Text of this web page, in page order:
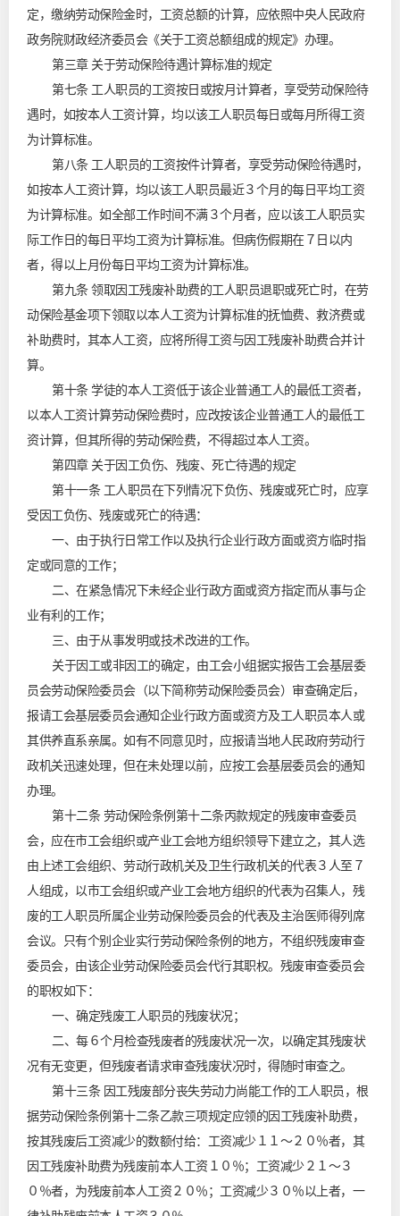
定，缴纳劳动保险金时，工资总额的计算，应依照中央人民政府
政务院财政经济委员会《关于工资总额组成的规定》办理。
第三章 关于劳动保险待遇计算标准的规定
第七条 工人职员的工资按日或按月计算者，享受劳动保险待
遇时，如按本人工资计算，均以该工人职员每日或每月所得工资
为计算标准。
第八条 工人职员的工资按件计算者，享受劳动保险待遇时，
如按本人工资计算，均以该工人职员最近３个月的每日平均工资
为计算标准。如全部工作时间不满３个月者，应以该工人职员实
际工作日的每日平均工资为计算标准。但病伤假期在７日以内
者，得以上月份每日平均工资为计算标准。
第九条 领取因工残废补助费的工人职员退职或死亡时，在劳
动保险基金项下领取以本人工资为计算标准的抚恤费、救济费或
补助费时，其本人工资，应将所得工资与因工残废补助费合并计
算。
第十条 学徒的本人工资低于该企业普通工人的最低工资者，
以本人工资计算劳动保险费时，应改按该企业普通工人的最低工
资计算，但其所得的劳动保险费，不得超过本人工资。
第四章 关于因工负伤、残废、死亡待遇的规定
第十一条 工人职员在下列情况下负伤、残废或死亡时，应享
受因工负伤、残废或死亡的待遇：
一、由于执行日常工作以及执行企业行政方面或资方临时指
定或同意的工作；
二、在紧急情况下未经企业行政方面或资方指定而从事与企
业有利的工作；
三、由于从事发明或技术改进的工作。
关于因工或非因工的确定，由工会小组据实报告工会基层委
员会劳动保险委员会（以下简称劳动保险委员会）审查确定后，
报请工会基层委员会通知企业行政方面或资方及工人职员本人或
其供养直系亲属。如有不同意见时，应报请当地人民政府劳动行
政机关迅速处理，但在未处理以前，应按工会基层委员会的通知
办理。
第十二条 劳动保险条例第十二条丙款规定的残废审查委员
会，应在市工会组织或产业工会地方组织领导下建立之，其人选
由上述工会组织、劳动行政机关及卫生行政机关的代表３人至７
人组成，以市工会组织或产业工会地方组织的代表为召集人，残
废的工人职员所属企业劳动保险委员会的代表及主治医师得列席
会议。只有个别企业实行劳动保险条例的地方，不组织残废审查
委员会，由该企业劳动保险委员会代行其职权。残废审查委员会
的职权如下：
一、确定残废工人职员的残废状况；
二、每６个月检查残废者的残废状况一次，以确定其残废状
况有无变更，但残废者请求审查残废状况时，得随时审查之。
第十三条 因工残废部分丧失劳动力尚能工作的工人职员，根
据劳动保险条例第十二条乙款三项规定应领的因工残废补助费，
按其残废后工资减少的数额付给：工资减少１１～２０％者，其
因工残废补助费为残废前本人工资１０％；工资减少２１～３
０％者，为残废前本人工资２０％；工资减少３０％以上者，一